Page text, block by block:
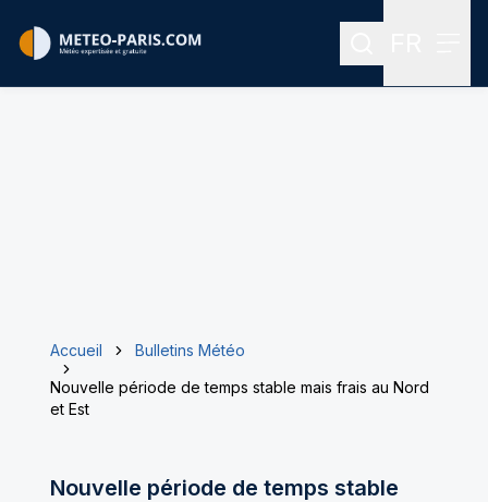
Rechercher
Accueil
Bulletins Météo
Nouvelle période de temps stable mais frais au Nord
et Est
Nouvelle période de temps stable